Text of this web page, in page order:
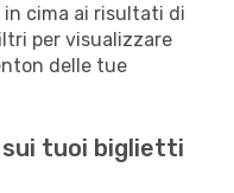
cima ai risultati di
per visualizzare
delle tue
sui tuoi biglietti